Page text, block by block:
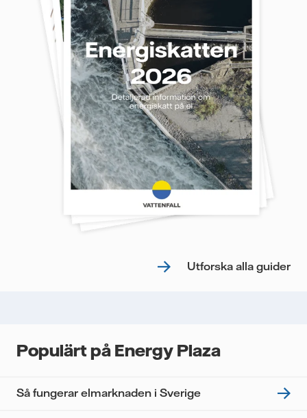
Utforska alla guider
Populärt på Energy Plaza
Så fungerar elmarknaden i Sverige